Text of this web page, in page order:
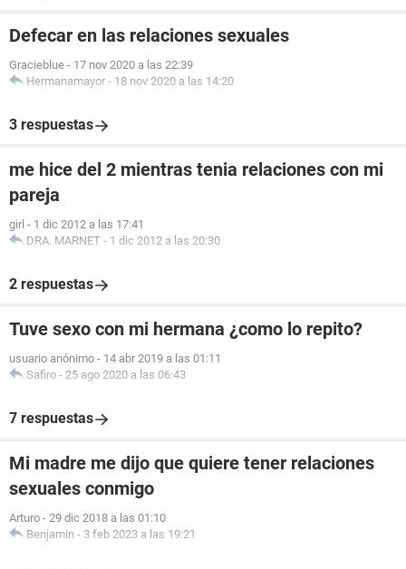
Defecar en las relaciones sexuales
Gracieblue - 17 nov 2020 a las 22:39
Hermanamayor - 18 nov 2020 a las 14:20
3 respuestas
me hice del 2 mientras tenia relaciones con mi
pareja
girl - 1 dic 2012 a las 17:41
DRA. MARNET - 1 dic 2012 a las 20:30
2 respuestas
Tuve sexo con mi hermana ¿como lo repito?
usuario anónimo - 14 abr 2019 a las 01:11
Safiro - 25 ago 2020 a las 06:43
7 respuestas
Mi madre me dijo que quiere tener relaciones
sexuales conmigo
Arturo - 29 dic 2018 a las 01:10
Benjamin - 3 feb 2023 a las 19:21